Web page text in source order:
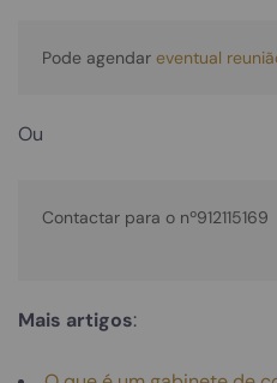
Pode agendar eventual
Ou
Contactar para o nº912115169
Mais artigos: